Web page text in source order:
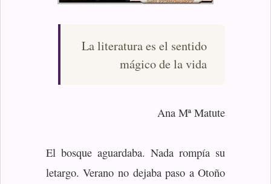
La literatura es el sentido
mágico de la vida
Ana Mª Matute
El bosque aguardaba. Nada rompía su
letargo. Verano no dejaba paso a Otoño